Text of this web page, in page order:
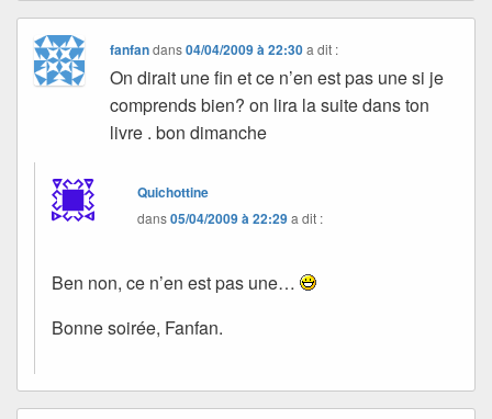
fanfandans04/04/2009 à 22:30 a dit :
On dirait une fin et ce n’en est pas une si je
comprends bien? on lira la suite dans ton
livre . bon dimanche
Quichottine
dans05/04/2009 à 22:29a dit :
Ben non, ce n’en est pas une…
Bonne soirée, Fanfan.